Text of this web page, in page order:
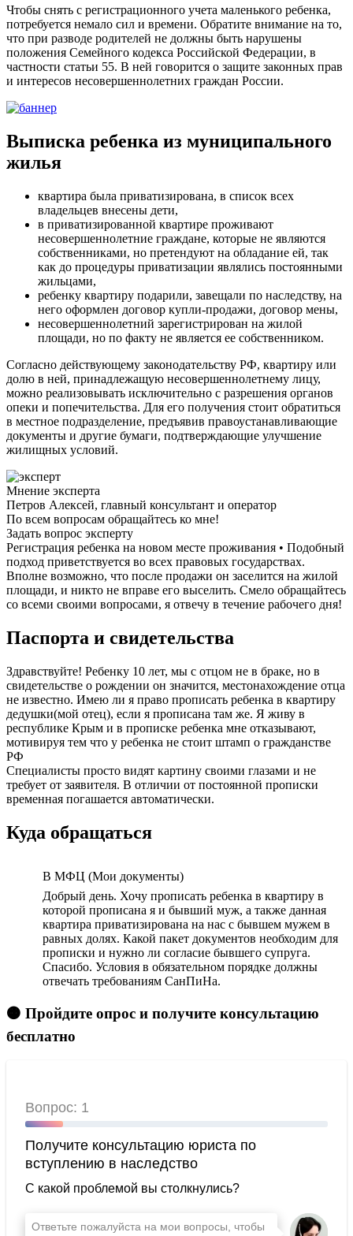
Чтобы снять с регистрационного учета маленького ребенка,
потребуется немало сил и времени. Обратите внимание на то,
что при разводе родителей не должны быть нарушены
положения Семейного кодекса Российской Федерации, в
частности статьи 55. В ней говорится о защите законных прав
и интересов несовершеннолетних граждан России.
Выписка ребенка из муниципального
жилья
квартира была приватизирована, в список всех
владельцев внесены дети,
в приватизированной квартире проживают
несовершеннолетние граждане, которые не являются
собственниками, но претендуют на обладание ей, так
как до процедуры приватизации являлись постоянными
жильцами,
ребенку квартиру подарили, завещали по наследству, на
него оформлен договор купли-продажи, договор мены,
несовершеннолетний зарегистрирован на жилой
площади, но по факту не является ее собственником.
Согласно действующему законодательству РФ, квартиру или
долю в ней, принадлежащую несовершеннолетнему лицу,
можно реализовывать исключительно с разрешения органов
опеки и попечительства. Для его получения стоит обратиться
в местное подразделение, предъявив правоустанавливающие
документы и другие бумаги, подтверждающие улучшение
жилищных условий.
Мнение эксперта
Петров Алексей, главный консультант и оператор
По всем вопросам обращайтесь ко мне!
Задать вопрос эксперту
Регистрация ребенка на новом месте проживания • Подобный
подход приветствуется во всех правовых государствах.
Вполне возможно, что после продажи он заселится на жилой
площади, и никто не вправе его выселить. Смело обращайтесь
со всеми своими вопросами, я отвечу в течение рабочего дня!
Паспорта и свидетельства
Здравствуйте! Ребенку 10 лет, мы с отцом не в браке, но в
свидетельстве о рождении он значится, местонахождение отца
не известно. Имею ли я право прописать ребенка в квартиру
дедушки(мой отец), если я прописана там же. Я живу в
республике Крым и в прописке ребенка мне отказывают,
мотивируя тем что у ребенка не стоит штамп о гражданстве
РФ
Специалисты просто видят картину своими глазами и не
требует от заявителя. В отличии от постоянной прописки
временная погашается автоматически.
Куда обращаться
В МФЦ (Мои документы)
Добрый день. Хочу прописать ребенка в квартиру в
которой прописана я и бывший муж, а также данная
квартира приватизирована на нас с бывшем мужем в
равных долях. Какой пакет документов необходим для
прописки и нужно ли согласие бывшего супруга.
Спасибо. Условия в обязательном порядке должны
отвечать требованиям СанПиНа.
🟠 Пройдите опрос и получите консультацию
бесплатно